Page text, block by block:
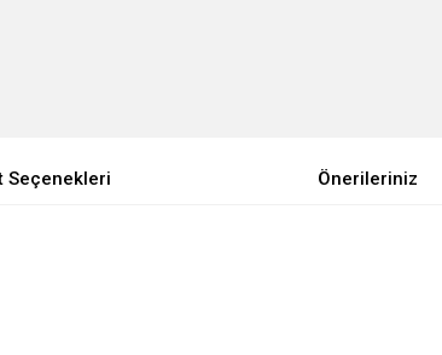
Seçenekleri Önerileriniz